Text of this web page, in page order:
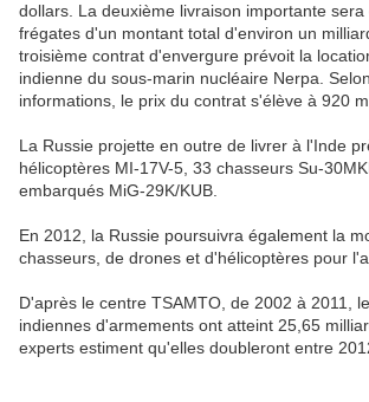
dollars. La deuxième livraison importante
frégates d'un montant total d'environ un
troisième contrat d'envergure prévoit la
indienne du sous-marin nucléaire Nerpa.
informations, le prix du contrat s'élève à 920
La Russie projette en outre de livrer à l'Inde
hélicoptères MI-17V-5, 33 chasseurs Su-
embarqués MiG-29K/KUB.
En 2012, la Russie poursuivra également la
chasseurs, de drones et d'hélicoptères pour
D'après le centre TSAMTO, de 2002 à 2011,
indiennes d'armements ont atteint 25,65
experts estiment qu'elles doubleront entre